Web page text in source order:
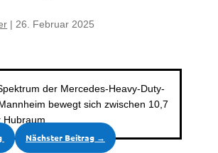
| 26. Februar 2025
der Mercedes-Heavy-Duty-
bewegt sich zwischen 10,7
Nächster Beitrag →